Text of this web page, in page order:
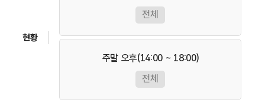
전체
주말 오후(14:00 ~ 18:00)
전체